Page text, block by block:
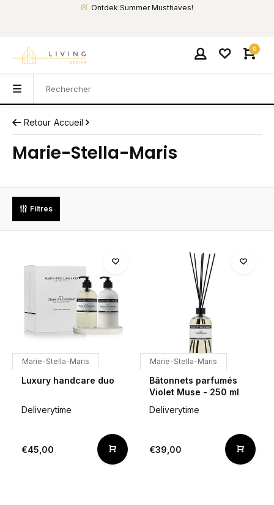
Ontdek Summer Musthaves!
0
Retour Accueil
Marie-Stella-Maris
Filtres
Marie-Stella-Maris
Luxury handcare duo
Deliverytime
€45,00
Marie-Stella-Maris
Bâtonnets parfumés
Violet Muse - 250 ml
Deliverytime
€39,00